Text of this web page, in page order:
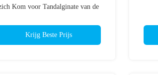
Kom voor Tandalginate van de
Krijg Beste Prijs